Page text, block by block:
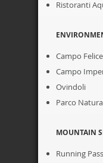
Ristoranti
Campo Felice
Campo
Ovindoli
Parco
MOUNTAIN
Running